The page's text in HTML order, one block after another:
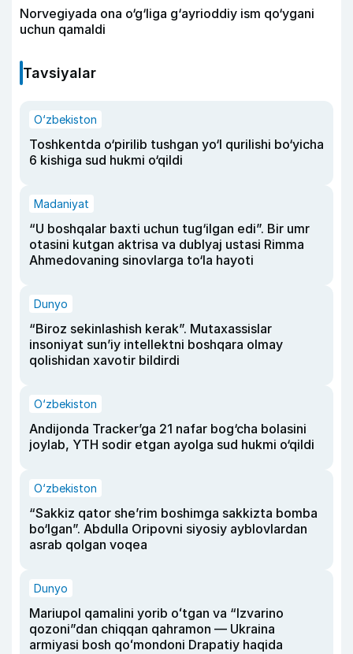
Norvegiyada ona o‘g‘liga g‘ayrioddiy ism qo‘ygani
uchun qamaldi
Tavsiyalar
O‘zbekiston
Toshkentda o‘pirilib tushgan yo‘l qurilishi bo‘yicha
6 kishiga sud hukmi o‘qildi
Madaniyat
“U boshqalar baxti uchun tug‘ilgan edi”. Bir umr
otasini kutgan aktrisa va dublyaj ustasi Rimma
Ahmedovaning sinovlarga to‘la hayoti
Dunyo
“Biroz sekinlashish kerak”. Mutaxassislar
insoniyat sun’iy intellektni boshqara olmay
qolishidan xavotir bildirdi
O‘zbekiston
Andijonda Tracker’ga 21 nafar bog‘cha bolasini
joylab, YTH sodir etgan ayolga sud hukmi o‘qildi
O‘zbekiston
“Sakkiz qator she’rim boshimga sakkizta bomba
bo‘lgan”. Abdulla Oripovni siyosiy ayblovlardan
asrab qolgan voqea
Dunyo
Mariupol qamalini yorib oʻtgan va “Izvarino
qozoni”dan chiqqan qahramon — Ukraina
armiyasi bosh qoʻmondoni Drapatiy haqida